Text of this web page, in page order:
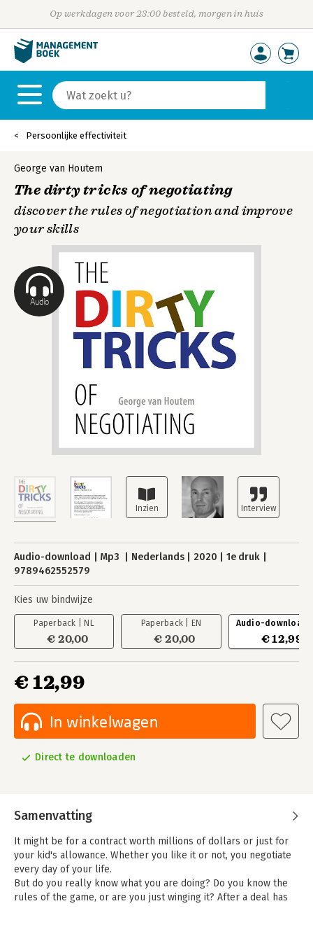
Op werkdagen voor 23:00 besteld, morgen in huis
Persoonlijke effectiviteit
Audio
George van Houtem
The dirty tricks of negotiating
discover the rules of negotiation and improve
your skills
Audio-download Mp3 Nederlands 2020
1e druk
9789462552579
Kies uw bindwijze
Paperback | NL
€ 20,00
Paperback | EN
€ 20,00
Audio-download |
€ 12,99
€ 12,99
In winkelwagen
Direct te downloaden
Samenvatting
It might be for a contract worth millions of dollars or just for
your kid's allowance. Whether you like it or not, you negotiate
every day of your life.
But do you really know what you are doing? Do you know the
rules of the game, or are you just winging it? After a deal has